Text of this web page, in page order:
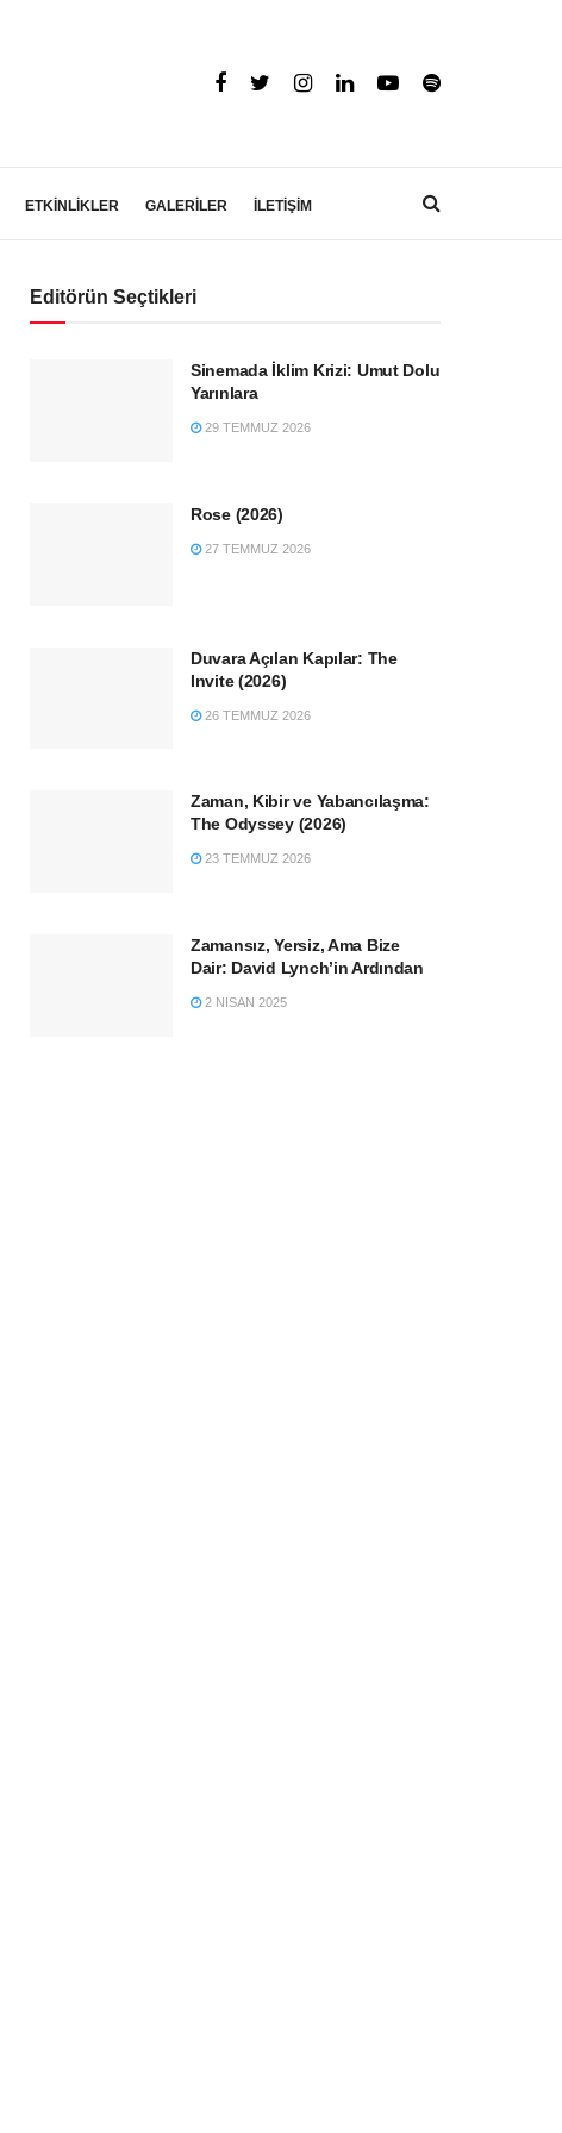
ETKİNLİKLER GALERİLER İLETİŞİM
Editörün Seçtikleri
Sinemada İklim Krizi: Umut Dolu
Yarınlara
29 TEMMUZ 2026
Rose (2026)
27 TEMMUZ 2026
Duvara Açılan Kapılar: The
Invite (2026)
26 TEMMUZ 2026
Zaman, Kibir ve Yabancılaşma:
The Odyssey (2026)
23 TEMMUZ 2026
Zamansız, Yersiz, Ama Bize
Dair: David Lynch’in Ardından
2 NISAN 2025